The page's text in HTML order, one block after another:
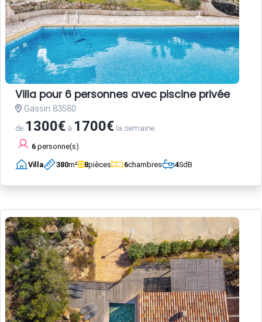
Villa pour 6 personnes avec piscine privée
Gassin 83580
de 1300€ à 1700€ la semaine
6 personne(s)
Villa 380m² 8pièces 6chambres 4SdB